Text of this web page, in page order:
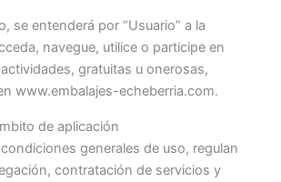
se entenderá por “Usuario” a la
navegue, utilice o participe en
gratuitas u onerosas,
www.embalajes-echeberria.com.
de aplicación
generales de uso, regulan
contratación de servicios y